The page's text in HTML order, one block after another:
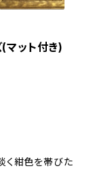
ット付き)
く紺色を帯びた